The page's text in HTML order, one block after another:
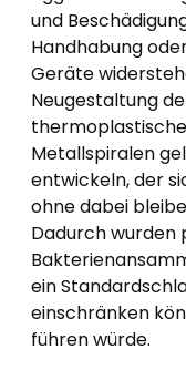
und
Handhabung
Geräte
Neugestaltung
Metallspiralen
entwickeln, der
ohne dabei
Dadurch wurden
ein
einschränken
führen würde.